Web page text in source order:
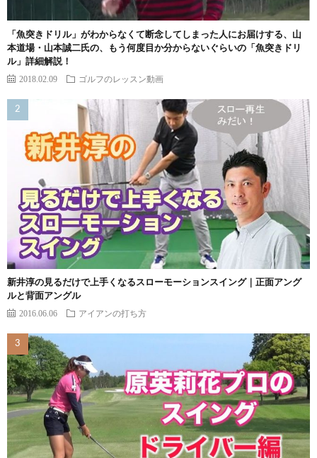
「魚突きドリル」がわからなくて断念してしまった人にお届けする、山
本道場・山本誠二氏の、もう何度目か分からないぐらいの「魚突きドリ
ル」詳細解説！
2018.02.09 ゴルフのレッスン動画
新井淳の見るだけで上手くなるスローモーションスイング｜正面アング
ルと背面アングル
2016.06.06 アイアンの打ち方